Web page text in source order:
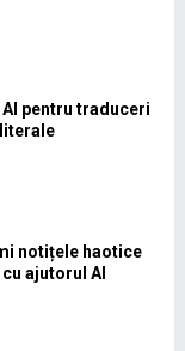
pentru traduceri
notițele haotice
ajutorul AI